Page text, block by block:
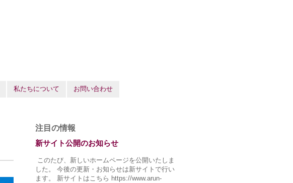
私たちについて お問い合わせ
注目の情報
新サイト公開のお知らせ
このたび、新しいホームページを公開いたしま
した。 今後の更新・お知らせは新サイトで行い
ます。 新サイトはこちら https://www.arun-